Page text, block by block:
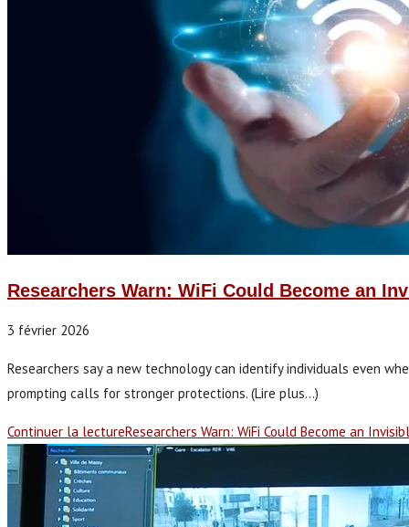
Researchers Warn: WiFi Could Become an
3 février 2026
Researchers say a new technology can identify individuals even
prompting calls for stronger protections. (Lire plus...)
Continuer la lectureResearchers Warn: WiFi Could Become an